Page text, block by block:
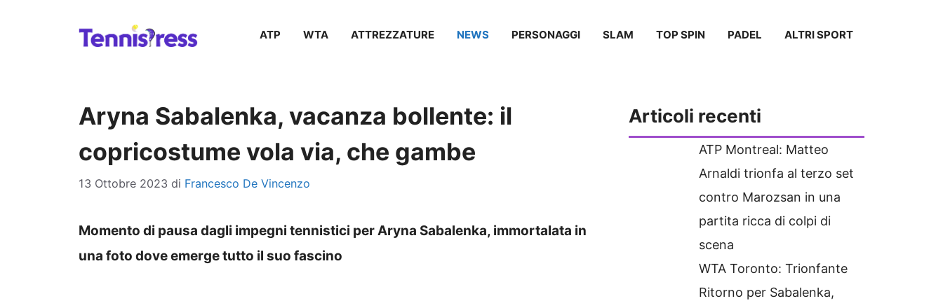
ATP WTA ATTREZZATURE NEWS PERSONAGGI SLAM TOP SPIN PADEL ALTRI SPORT
Aryna Sabalenka, vacanza bollente: il
copricostume vola via, che gambe
13 Ottobre 2023 di Francesco De Vincenzo
Momento di pausa dagli impegni tennistici per Aryna Sabalenka, immortalata in
una foto dove emerge tutto il suo fascino
Articoli recenti
ATP Montreal: Matteo
Arnaldi trionfa al terzo set
contro Marozsan in una
partita ricca di colpi di
scena
WTA Toronto: Trionfante
Ritorno per Sabalenka,